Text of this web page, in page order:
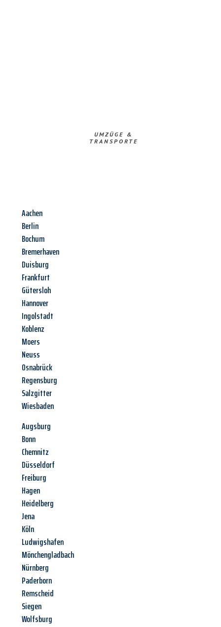
UMZÜGE &
TRANSPORTE
Aachen
Berlin
Bochum
Bremerhaven
Duisburg
Frankfurt
Gütersloh
Hannover
Ingolstadt
Koblenz
Moers
Neuss
Osnabrück
Regensburg
Salzgitter
Wiesbaden
Augsburg
Bonn
Chemnitz
Düsseldorf
Freiburg
Hagen
Heidelberg
Jena
Köln
Ludwigshafen
Mönchengladbach
Nürnberg
Paderborn
Remscheid
Siegen
Wolfsburg